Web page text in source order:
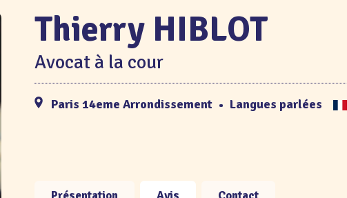
Thierry HIBLOT
Avocat à la cour
Paris 14eme Arrondissement • Langues parlées